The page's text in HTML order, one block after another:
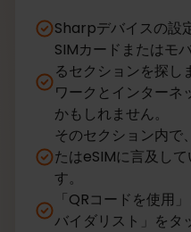
Sharpデバイスの設
SIMカードまたはモ
るセクションを探し
ワークとインターネ
かもしれません。
そのセクション内で
たはeSIMに言及し
す。
「QRコードを使用
バイダリスト」をタ